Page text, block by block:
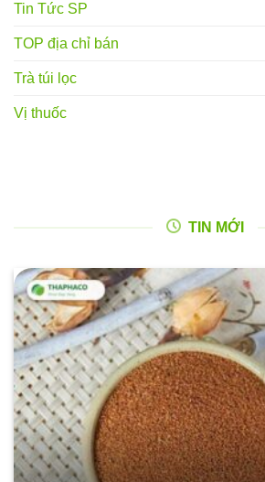
Tin Tức SP
TOP địa chỉ bán
Trà túi lọc
Vị thuốc
TIN MỚI